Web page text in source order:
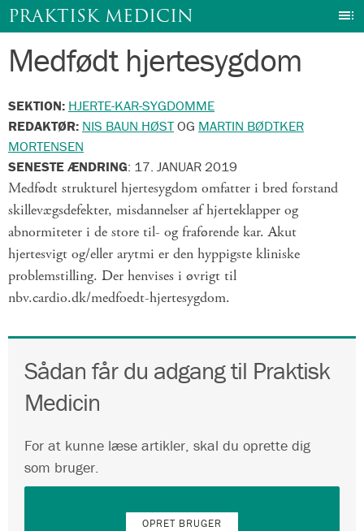
Gå
PRAKTISK MEDICIN
Medfødt hjertesygdom
SEKTION: HJERTE-KAR-SYGDOMME
REDAKTØR: NIS BAUN HØSTOG MARTIN BØDTKER
MORTENSEN
SENESTE ÆNDRING: 17. JANUAR 2019
Medfødt strukturel hjertesygdom omfatter i bred forstand
skillevægsdefekter, misdannelser af hjerteklapper og
abnormiteter i de store til- og fraførende kar. Akut
hjertesvigt og/eller arytmi er den hyppigste kliniske
problemstilling. Der henvises i øvrigt til
nbv.cardio.dk/medfoedt-hjertesygdom.
Sådan får du adgang til Praktisk
Medicin
For at kunne læse artikler, skal du oprette dig
som bruger.
OPRET BRUGER